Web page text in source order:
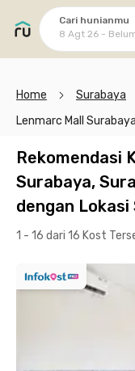
Cari hunianmu
8 Agt 26 -
Home Surabaya
Lenmarc Mall Surabaya
Rekomendasi
Surabaya,
dengan
1 - 16 dari 16 Kost